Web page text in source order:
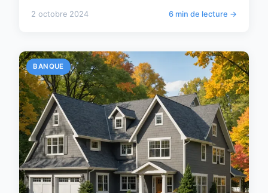
2 octobre 2024 6 min de lecture →
BANQUE